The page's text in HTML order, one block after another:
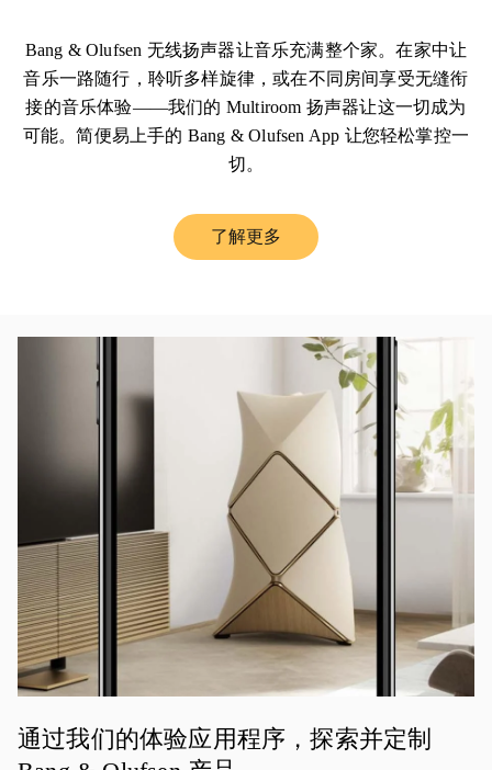
Bang & Olufsen 无线扬声器让音乐充满整个家。在家中让
音乐一路随行，聆听多样旋律，或在不同房间享受无缝衔
接的音乐体验——我们的 Multiroom 扬声器让这一切成为
可能。简便易上手的 Bang & Olufsen App 让您轻松掌控一
切。
了解更多Link Opens in New Tab
通过我们的体验应用程序，探索并定制